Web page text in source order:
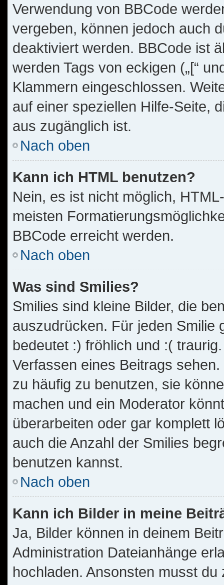
Verwendung von BBCode
vergeben, können jedoch auch
deaktiviert werden. BBCode ist
werden Tags von eckigen („[“
Klammern eingeschlossen.
auf einer speziellen Hilfe-Seite,
aus zugänglich ist.
Nach oben
Kann ich HTML benutzen?
Nein, es ist nicht möglich,
meisten
BBCode erreicht werden.
Nach oben
Was sind Smilies?
Smilies sind kleine Bilder, die
auszudrücken. Für jeden Smilie
bedeutet :) fröhlich und :(
Verfassen eines Beitrags
zu häufig zu benutzen, sie
machen und ein Moderator
überarbeiten oder gar komplett
auch die Anzahl der Smilies
benutzen kannst.
Nach oben
Kann ich Bilder in meine
Ja, Bilder können in deinem
Administration Dateianhänge
hochladen. Ansonsten musst